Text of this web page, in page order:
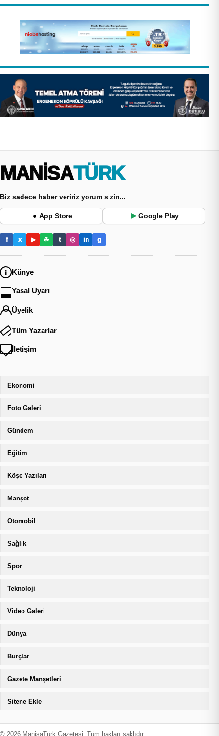
MANİSA TÜRK
Biz sadece haber veririz yorum sizin...
● App Store ▶ Google Play
f x ▶ ☘ t ◎ in g
Künye
Yasal Uyarı
Üyelik
Tüm Yazarlar
İletişim
Ekonomi
Foto Galeri
Gündem
Eğitim
Köşe Yazıları
Manşet
Otomobil
Sağlık
Spor
Teknoloji
Video Galeri
Dünya
Burçlar
Gazete Manşetleri
Sitene Ekle
© 2026 ManisaTürk Gazetesi. Tüm hakları saklıdır.